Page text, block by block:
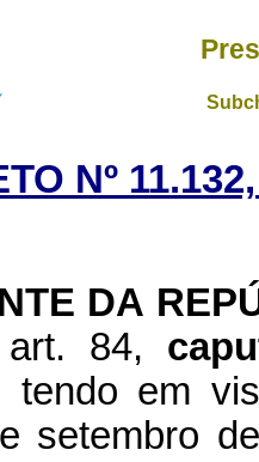
Nº
DA
art. 84,
tendo em
setembro